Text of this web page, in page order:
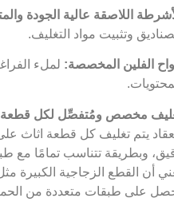
اللاصقة عالية الجودة
وتثبيت مواد التغليف.
الفلين المخصصة: لملء
مخصص ومُتفصِّل لكل
يتم تغليف كل قطعة اثاث
وبطريقة تتناسب تمامًا مع
أن القطع الزجاجية الكبيرة
على طبقات متعددة من